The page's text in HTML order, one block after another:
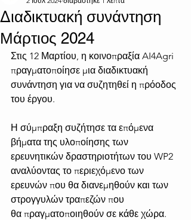
Διαδικτυακή συνάντηση
Μάρτιος 2024
Στις 12 Μαρτίου, η κοινοπραξία AI4Agri
πραγματοποίησε μια διαδικτυακή
συνάντηση για να συζητηθεί η πρόοδος
του έργου.
Η σύμπραξη συζήτησε τα επόμενα
βήματα της υλοποίησης των
ερευνητικών δραστηριοτήτων του WP2
αναλύοντας το περιεχόμενο των
ερευνών που θα διανεμηθούν και των
στρογγυλών τραπεζών που
θα πραγματοποιηθούν σε κάθε χώρα.